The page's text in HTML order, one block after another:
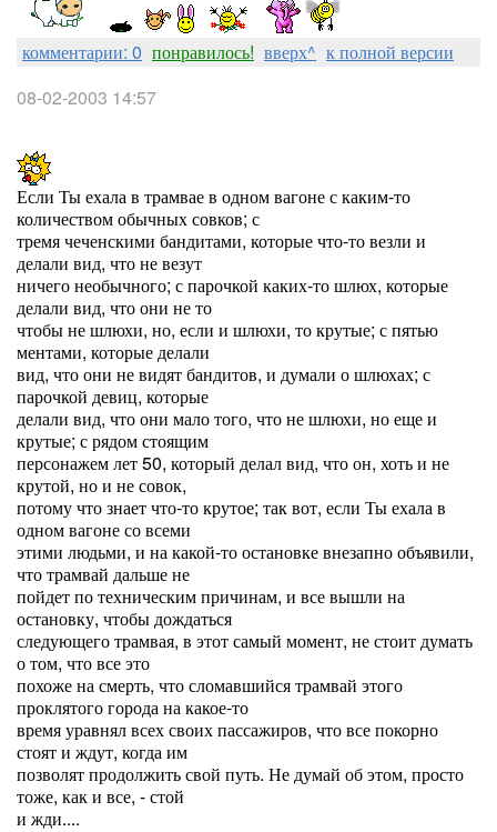
комментарии: 0 понравилось! вверх^ к полной версии
08-02-2003 14:57
Если Ты ехала в трамвае в одном вагоне с каким-то
количеством обычных совков; с
тремя чеченскими бандитами, которые что-то везли и
делали вид, что не везут
ничего необычного; с парочкой каких-то шлюх, которые
делали вид, что они не то
чтобы не шлюхи, но, если и шлюхи, то крутые; с пятью
ментами, которые делали
вид, что они не видят бандитов, и думали о шлюхах; с
парочкой девиц, которые
делали вид, что они мало того, что не шлюхи, но еще и
крутые; с рядом стоящим
персонажем лет 50, который делал вид, что он, хоть и не
крутой, но и не совок,
потому что знает что-то крутое; так вот, если Ты ехала в
одном вагоне со всеми
этими людьми, и на какой-то остановке внезапно объявили,
что трамвай дальше не
пойдет по техническим причинам, и все вышли на
остановку, чтобы дождаться
следующего трамвая, в этот самый момент, не стоит думать
о том, что все это
похоже на смерть, что сломавшийся трамвай этого
проклятого города на какое-то
время уравнял всех своих пассажиров, что все покорно
стоят и ждут, когда им
позволят продолжить свой путь. Не думай об этом, просто
тоже, как и все, - стой
и жди....